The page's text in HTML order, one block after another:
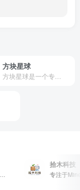
方块星球
方块星球是一个专注于我的世界的中文论坛，提供丰富的资源分享、玩家交流和创意展示，包括地图、皮肤、数据包等内容，打造Minecraft玩家的专属社区乐园！
拾木科技